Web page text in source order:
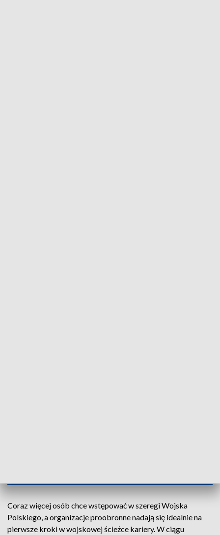
Coraz więcej osób chce wstępować w szeregi Wojska
Polskiego, a organizacje proobronne nadają się idealnie na
pierwsze kroki w wojskowej ścieżce kariery. W ciągu